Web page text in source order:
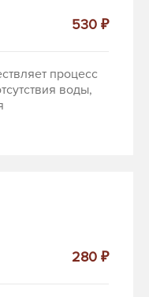
530 ₽
процесс
воды,
280 ₽